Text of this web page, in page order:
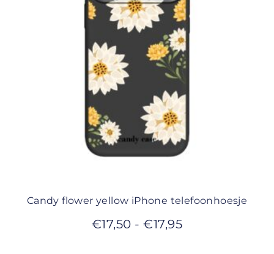
Candy flower yellow iPhone telefoonhoesje
€17,50 - €17,95